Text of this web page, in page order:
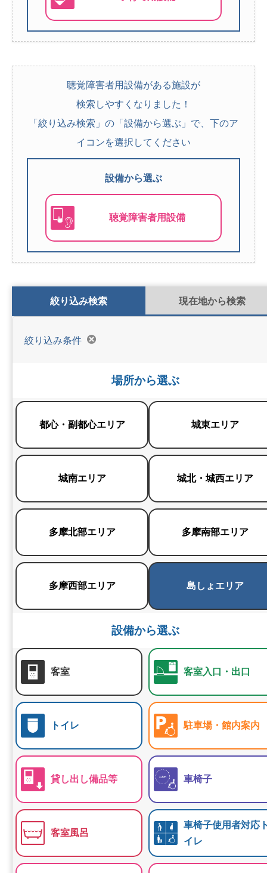
聴覚障害者用設備がある施設が
検索しやすくなりました！
「絞り込み検索」の「設備から選ぶ」で、下のア
イコンを選択してください
設備から選ぶ
聴覚障害者用設備
絞り込み検索 現在地から検索
絞り込み条件
場所から選ぶ
都心・副都心エリア 城東エリア
城南エリア 城北・城西エリア
多摩北部エリア 多摩南部エリア
多摩西部エリア 島しょエリア
設備から選ぶ
客室 客室入口・出口
トイレ 駐車場・館内案内
貸し出し備品等 車椅子
客室風呂
車椅子使用者対応
イレ